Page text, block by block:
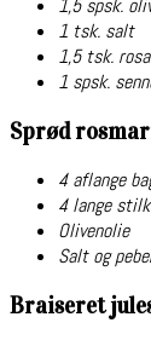
1,5 spsk.
1 tsk. salt
1,5 tsk.
1 spsk.
Sprød
4 aflange
4 lange
Olivenolie
Salt og
Braiseret